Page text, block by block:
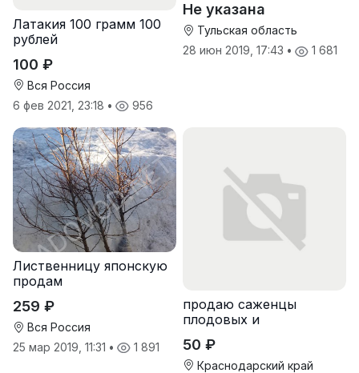
Латакия 100 грамм 100
рублей
100 ₽
Вся Россия
6 фев 2021, 23:18 • 956
Не указана
Тульская область
28 июн 2019, 17:43 • 1 681
Лиственницу японскую
продам
259 ₽
Вся Россия
25 мар 2019, 11:31 • 1 891
продаю саженцы
плодовых и
растений и деревьев
50 ₽
Краснодарский край